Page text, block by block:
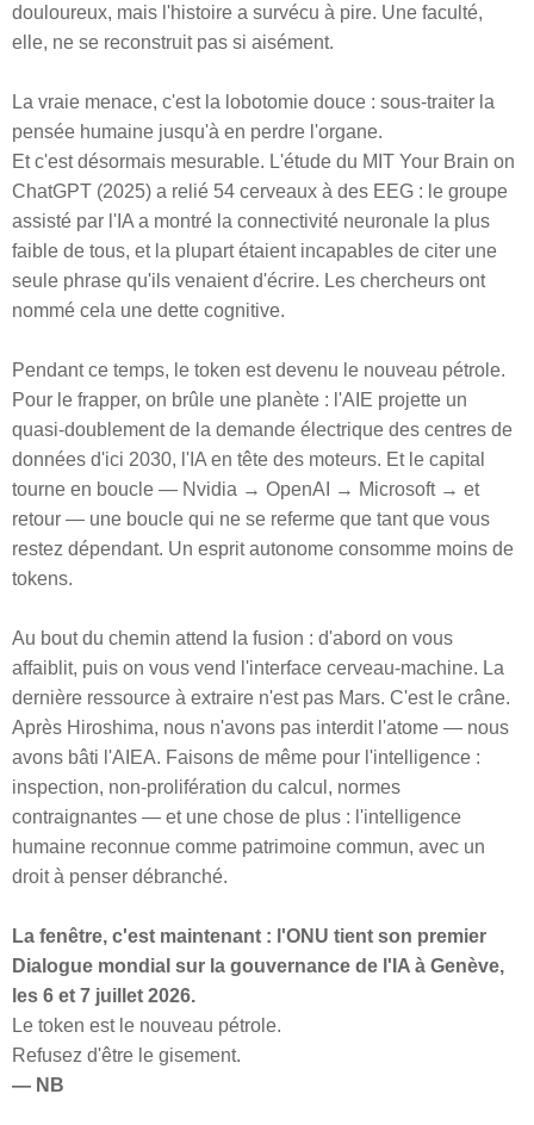
douloureux, mais l'histoire a survécu à pire. Une faculté,
elle, ne se reconstruit pas si aisément.
La vraie menace, c'est la lobotomie douce : sous-traiter la
pensée humaine jusqu'à en perdre l'organe.
Et c'est désormais mesurable. L'étude du MIT Your Brain on
ChatGPT (2025) a relié 54 cerveaux à des EEG : le groupe
assisté par l'IA a montré la connectivité neuronale la plus
faible de tous, et la plupart étaient incapables de citer une
seule phrase qu'ils venaient d'écrire. Les chercheurs ont
nommé cela une dette cognitive.
Pendant ce temps, le token est devenu le nouveau pétrole.
Pour le frapper, on brûle une planète : l'AIE projette un
quasi-doublement de la demande électrique des centres de
données d'ici 2030, l'IA en tête des moteurs. Et le capital
tourne en boucle — Nvidia → OpenAI → Microsoft → et
retour — une boucle qui ne se referme que tant que vous
restez dépendant. Un esprit autonome consomme moins de
tokens.
Au bout du chemin attend la fusion : d'abord on vous
affaiblit, puis on vous vend l'interface cerveau-machine. La
dernière ressource à extraire n'est pas Mars. C'est le crâne.
Après Hiroshima, nous n'avons pas interdit l'atome — nous
avons bâti l'AIEA. Faisons de même pour l'intelligence :
inspection, non-prolifération du calcul, normes
contraignantes — et une chose de plus : l'intelligence
humaine reconnue comme patrimoine commun, avec un
droit à penser débranché.
La fenêtre, c'est maintenant : l'ONU tient son premier
Dialogue mondial sur la gouvernance de l'IA à Genève,
les 6 et 7 juillet 2026.
Le token est le nouveau pétrole.
Refusez d'être le gisement.
— NB